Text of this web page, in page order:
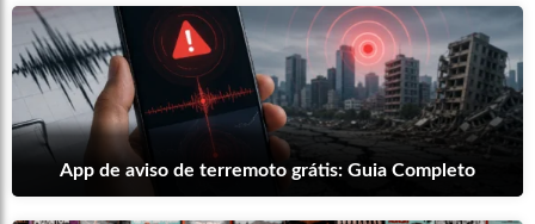
App de aviso de terremoto grátis: Guia Completo